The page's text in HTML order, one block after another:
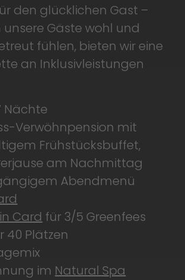
den glück­lichen Gast –
Gäste wohl und
fühlen, bieten wir eine
an Inklusiv­leistungen
Nächte
Verwöhnpension mit
Frühstücksbuffet,
am Nachmittag
Abendmenü
Card für 3/5 Greenfees
40 Plätzen
im Natural Spa